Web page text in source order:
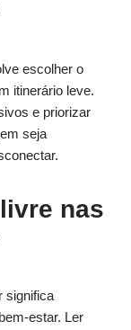
escolher o
itinerário leve.
e priorizar
seja
nas
significa
estar. Ler